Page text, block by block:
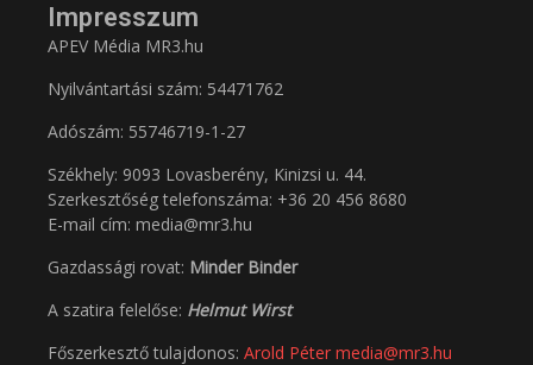
Impresszum
APEV Média MR3.hu
Nyilvántartási szám: 54471762
Adószám: 55746719-1-27
Székhely: 9093 Lovasberény, Kinizsi u. 44.
Szerkesztőség telefonszáma: +36 20 456 8680
E-mail cím: media@mr3.hu
Gazdassági rovat: Minder Binder
A szatira felelőse: Helmut Wirst
Főszerkesztő tulajdonos: Arold Péter media@mr3.hu